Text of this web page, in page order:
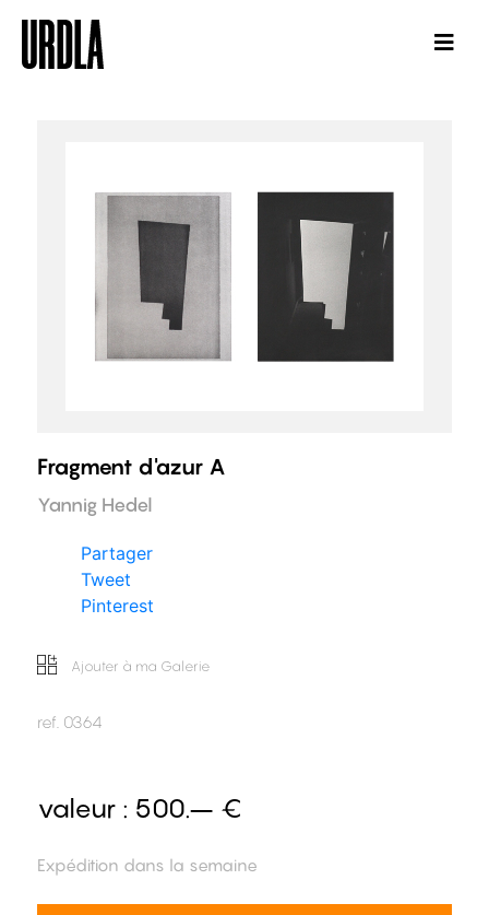
Fragment d'azur A
Yannig Hedel
Partager
Tweet
Pinterest
Ajouter à ma Galerie
ref. 0364
valeur : 500.– €
Expédition dans la semaine